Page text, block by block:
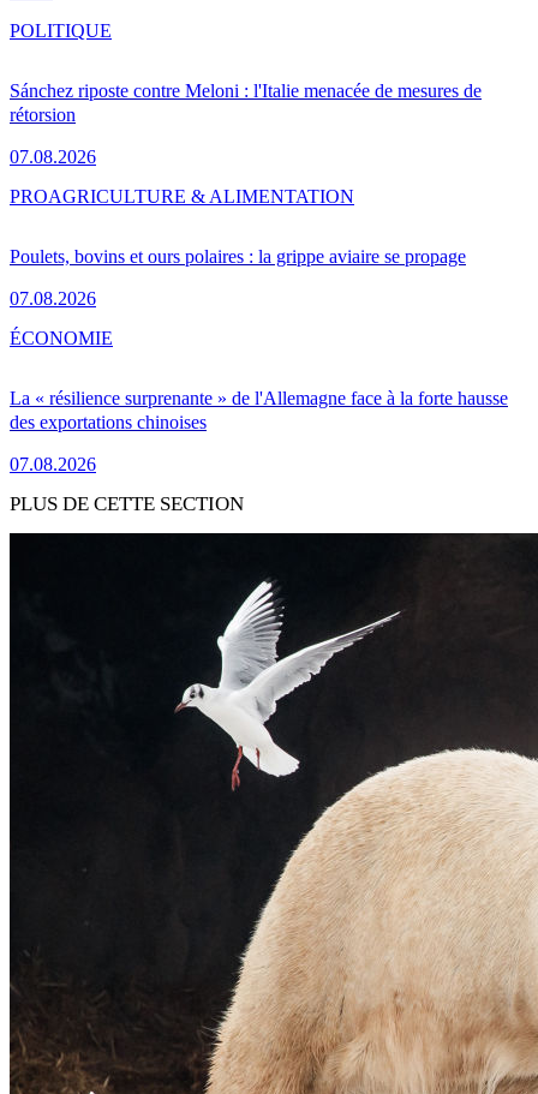
Sánchez riposte contre Meloni : l'Italie menacée de mesures de
rétorsion
07.08.2026
POLITIQUE
Poulets, bovins et ours polaires : la grippe aviaire se propage
07.08.2026
PROAGRICULTURE & ALIMENTATION
La « résilience surprenante » de l'Allemagne face à la forte hausse
des exportations chinoises
07.08.2026
ÉCONOMIE
PLUS DE CETTE SECTION